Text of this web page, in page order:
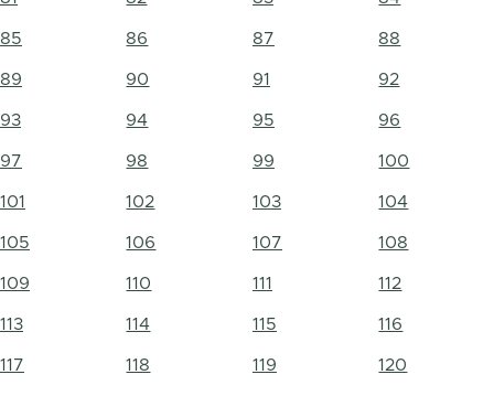
85 86 87 88
89 90 91 92
93 94 95 96
97 98 99 100
101 102 103 104
105 106 107 108
109 110 111 112
113 114 115 116
117 118 119 120